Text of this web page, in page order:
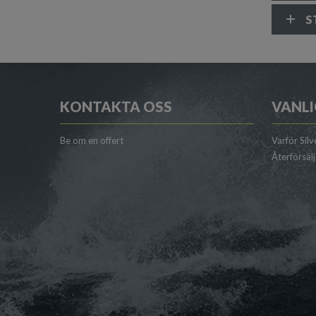
KONTAKTA OSS
Be om en offert
Varför